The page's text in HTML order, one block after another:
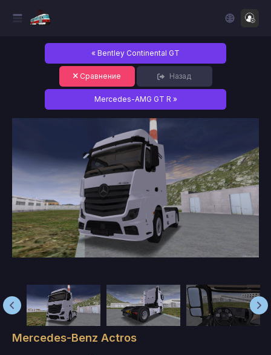
« Bentley Continental GT
Сравнение Назад
Mercedes-AMG GT R »
Mercedes-Benz Actros